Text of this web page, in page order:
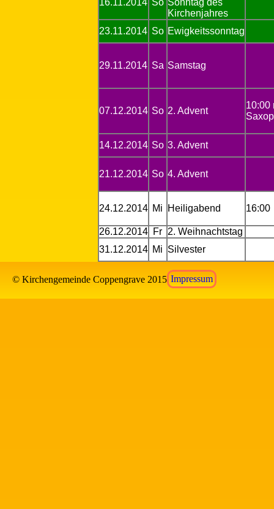
Kirchenjahres
23.11.2014 So Ewigkeitssonntag
29.11.2014 Sa Samstag
07.12.2014 So 2. Advent
10:00
14.12.2014 So 3. Advent
21.12.2014 So 4. Advent
24.12.2014 Mi Heiligabend 16:00
26.12.2014 Fr 2. Weihnachtstag
31.12.2014 Mi Silvester
© Kirchengemeinde Coppengrave 2015 Impressum